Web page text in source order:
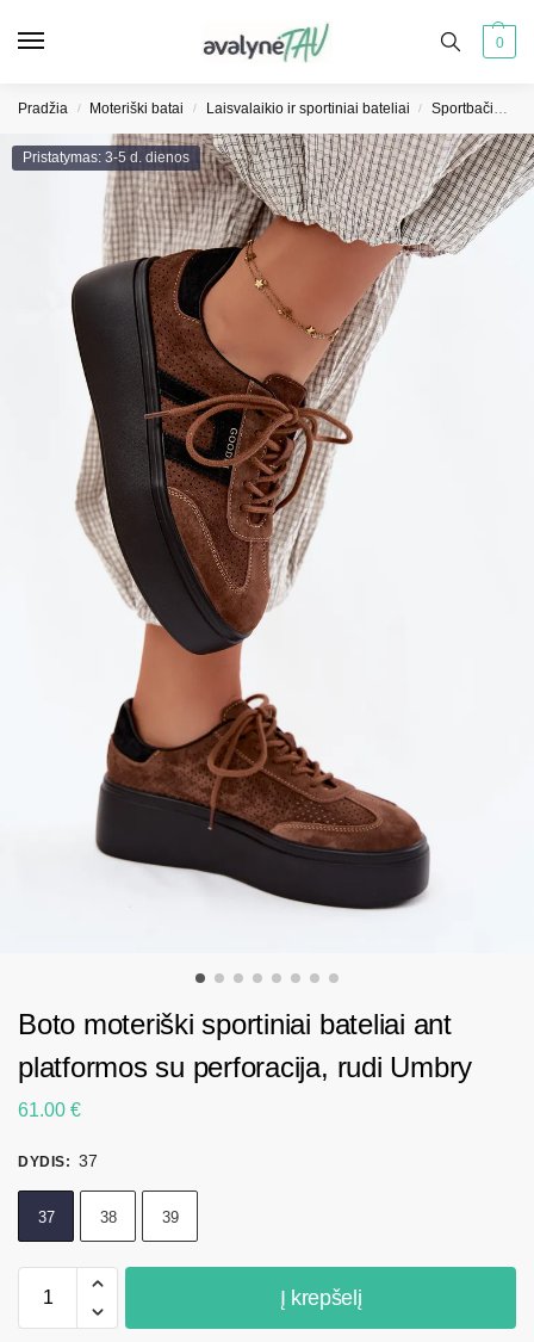
0
Pradžia / Moteriški batai / Laisvalaikio ir sportiniai bateliai / Sportbačiai moterims
Pristatymas: 3-5 d. dienos
Boto moteriški sportiniai bateliai ant
platformos su perforacija, rudi Umbry
61.00 €
DYDIS: 37
37 38 39
Į krepšelį